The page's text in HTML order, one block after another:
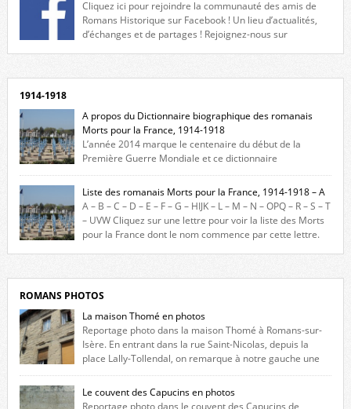
Cliquez ici pour rejoindre la communauté des amis de
Romans Historique sur Facebook ! Un lieu d’actualités,
d’échanges et de partages ! Rejoignez-nous sur
1914-1918
A propos du Dictionnaire biographique des romanais
Morts pour la France, 1914-1918
L’année 2014 marque le centenaire du début de la
Première Guerre Mondiale et ce dictionnaire
biographique veut rendre hommage aux romanais Morts pour la
France durant ce conflit. La base de cette recherche historique est
constituée des noms gravés sur les plaques commémoratives de
l’Hôtel de Ville, du lycée du Dauphiné et du lycée Triboulet, […]
Liste des romanais Morts pour la France, 1914-1918 – A
A – B – C – D – E – F – G – HIJK – L – M – N – OPQ – R – S – T
– UVW Cliquez sur une lettre pour voir la liste des Morts
pour la France dont le nom commence par cette lettre.
ROMANS PHOTOS
La maison Thomé en photos
Reportage photo dans la maison Thomé à Romans-sur-
Isère. En entrant dans la rue Saint-Nicolas, depuis la
place Lally-Tollendal, on remarque à notre gauche une
maison construite au XVIè siècle. Les deux façades sont ornées de
fenêtres jumelles à meneaux. Entre ces deux étages, on peut voir une
niche qui contient une statue de la Vierge. […]
Le couvent des Capucins en photos
Reportage photo dans le couvent des Capucins de